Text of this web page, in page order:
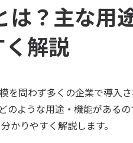
？主な用
解説
を問わず多くの企業で導入
のような用途・機能がある
かりやすく解説します。